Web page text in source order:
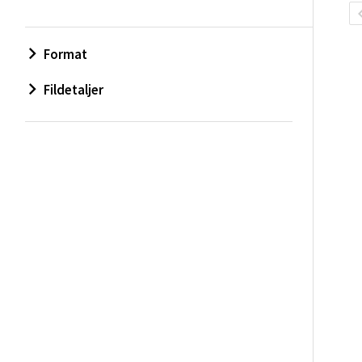
Format
Fildetaljer